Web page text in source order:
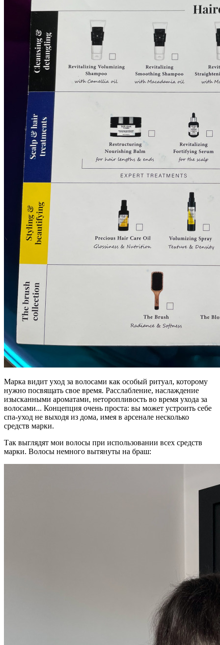
Марка видит уход за волосами как особый ритуал, которому
нужно посвящать свое время. Расслабление, наслаждение
изысканными ароматами, неторопливость во время ухода за
волосами... Концепция очень проста: вы может устроить себе
спа-уход не выходя из дома, имея в арсенале несколько
средств марки.
Так выглядят мои волосы при использовании всех средств
марки. Волосы немного вытянуты на браш: